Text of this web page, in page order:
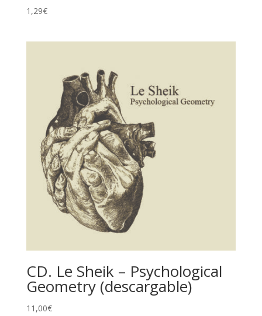
1,29€
CD. Le Sheik – Psychological
Geometry (descargable)
11,00€